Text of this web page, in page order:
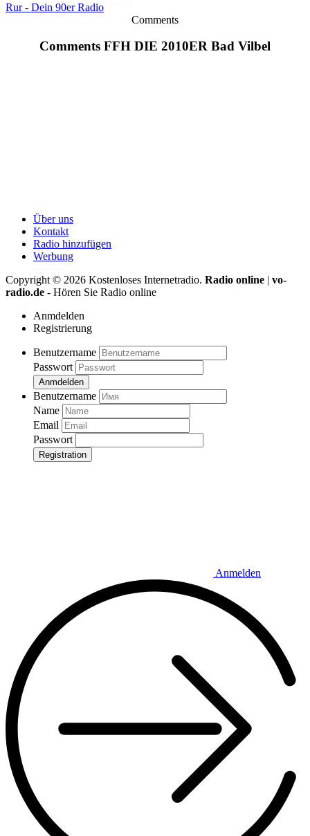
Rur - Dein 90er Radio
Comments
Comments FFH DIE 2010ER Bad Vilbel
Über uns
Kontakt
Radio hinzufügen
Werbung
Copyright © 2026 Kostenloses Internetradio. Radio online | vo-
radio.de - Hören Sie Radio online
Anmdelden
Registrierung
Benutzername
Passwort
Anmdelden
Benutzername
Name
Email
Passwort
Registration
Anmelden